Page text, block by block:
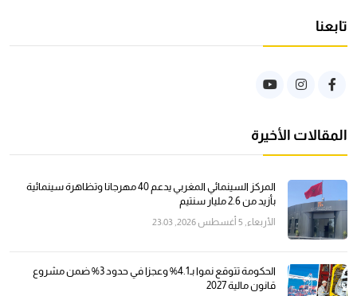
تابعنا
المقالات الأخيرة
المركز السينمائي المغربي يدعم 40 مهرجانا وتظاهرة سينمائية
بأزيد من 2.6 مليار سنتيم
الأربعاء, 5 أغسطس 2026, 23:03
الحكومة تتوقع نموا بـ4.1% وعجزا في حدود 3% ضمن مشروع
قانون مالية 2027